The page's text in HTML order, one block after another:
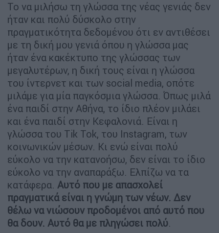
Το να μιλήσω τη γλώσσα της νέας γενιάς δεν
ήταν και πολύ δύσκολο στην
πραγματικότητα δεδομένου ότι εν αντιθέσει
με τη δική μου γενιά όπου η γλώσσα μας
ήταν ένα κακέκτυπο της γλώσσας των
μεγαλυτέρων, η δική τους είναι η γλώσσα
του ίντερνετ και των social media, οπότε
μιλάμε για μία παγκόσμια γλώσσα. Όπως μιλά
ένα παιδί στην Αθήνα, το ίδιο πλέον μιλάει
και ένα παιδί στην Κεφαλονιά. Είναι η
γλώσσα του Tik Tok, του Instagram, των
κοινωνικών μέσων. Κι ενώ είναι πολύ
εύκολο να την κατανοήσω, δεν είναι το ίδιο
εύκολο να την αναπαράξω. Ελπίζω να τα
κατάφερα. Αυτό που με απασχολεί
πραγματικά είναι η γνώμη των νέων. Δεν
θέλω να νιώσουν προδομένοι από αυτό που
θα δουν. Αυτό θα με πληγώσει πολύ.